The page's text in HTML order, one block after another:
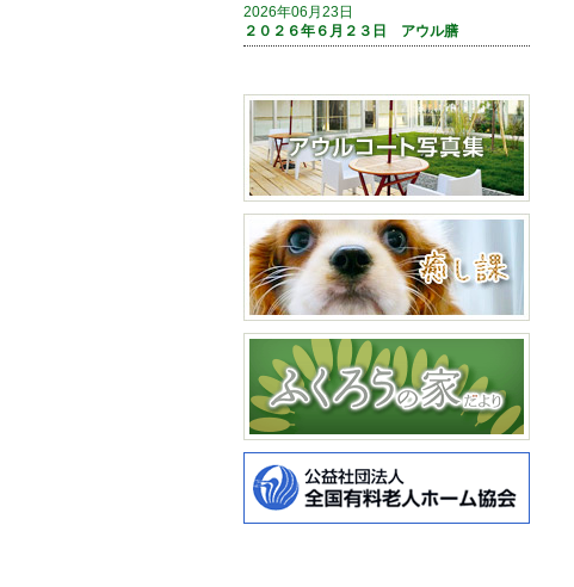
2026年06月23日
２０２６年６月２３日 アウル膳